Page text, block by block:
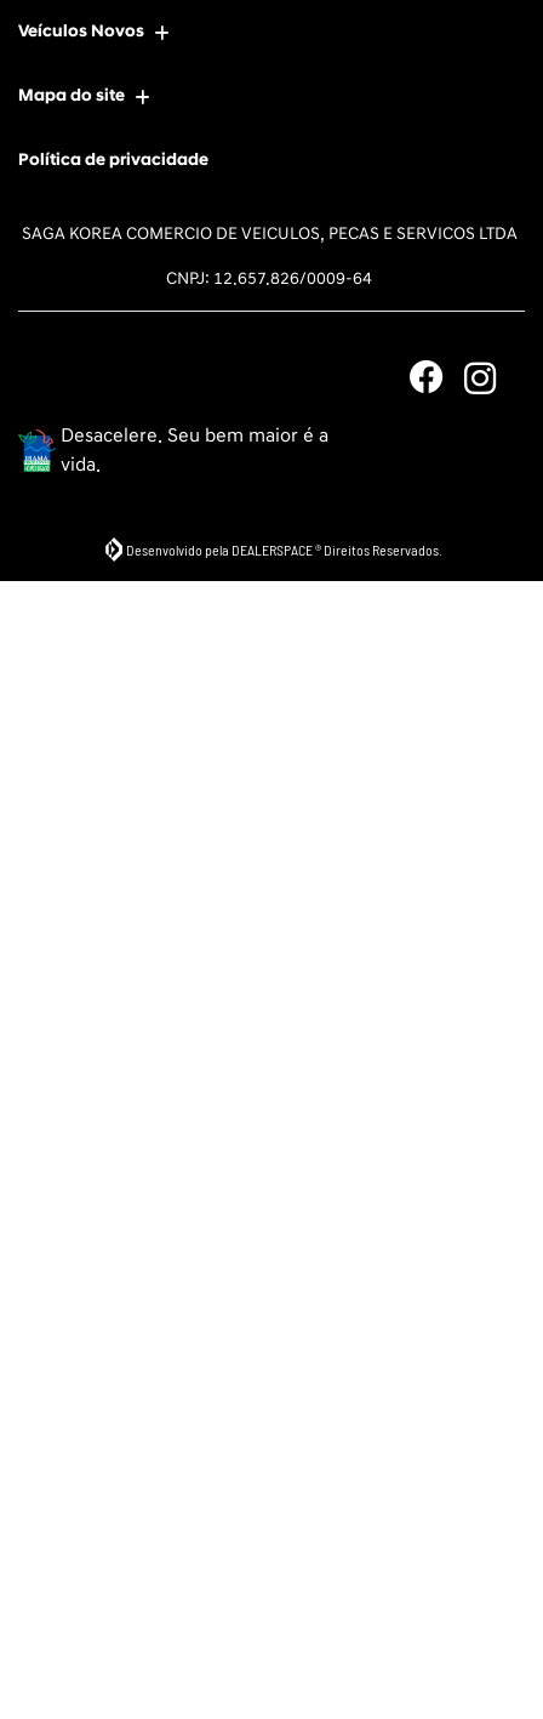
Veículos Novos
Mapa do site
Política de privacidade
SAGA KOREA COMERCIO DE VEICULOS, PECAS E SERVICOS LTDA
CNPJ: 12.657.826/0009-64
Desacelere. Seu bem maior é a
vida.
Desenvolvido pela DEALERSPACE ® Direitos Reservados.